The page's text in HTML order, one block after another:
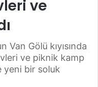
ve
Van Gölü kıyısında
ve piknik kamp
yeni bir soluk